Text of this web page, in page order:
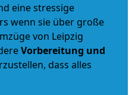
eine stressige
wenn sie über große
von Leipzig
Vorbereitung und
dass alles